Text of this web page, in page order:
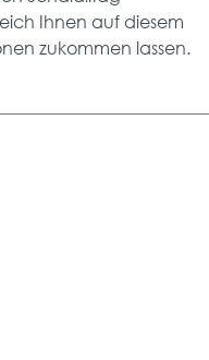
Ihnen auf diesem
zukommen lassen.